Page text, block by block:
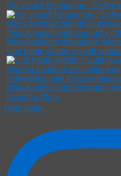
Für visuell Neugierige . Coffee
Und heute wieder visuell
Mehr laden...